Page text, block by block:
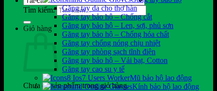
Tìm kiếm:
Giỏ hàng
Chưa có sản phẩm trong giỏ hàng.
Găng tay da cho thợ hàn
Găng tay bảo hộ – Chống cắt
Găng tay bảo hộ – Len, sợi, phủ sơn
Găng tay bảo hộ – Chống hóa chất
Găng tay chống nóng chịu nhiệt
Găng tay phòng sạch tĩnh điện
Găng tay bảo hộ – Vải bạt, Cotton
Găng tay cao su y tế
Mũ bảo hộ lao động
Kính bảo hộ lao động